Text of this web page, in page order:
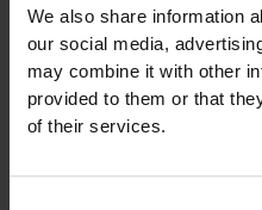
We also share information
our social media,
may combine it with other
provided to them or that
of their services.
Platin
Unterkunft in Zimmern der
höheren Kategorie in 4-
einzigartigen Anwesen,